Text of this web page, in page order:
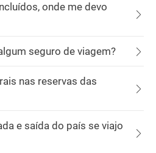
onde me devo
seguro de viagem?
nas reservas das
e saída do país se viajo